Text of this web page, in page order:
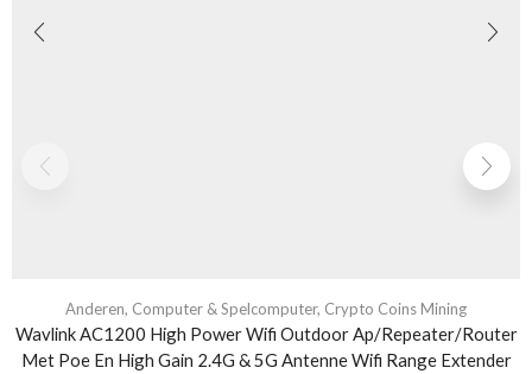
Anderen, Computer & Spelcomputer, Crypto Coins Mining
Wavlink AC1200 High Power Wifi Outdoor Ap/Repeater/Router
Met Poe En High Gain 2.4G & 5G Antenne Wifi Range Extender